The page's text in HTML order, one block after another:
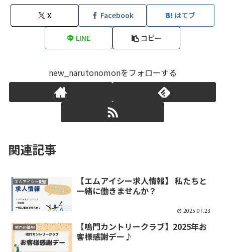
X Facebook はてブ
LINE コピー
new_narutonomonをフォローする
関連記事
エムアイシー配信
【エムアイシー求人情報】 私たちと
一緒に働きませんか？
2025.07.23
鳴門の情報
【鳴門カントリークラブ】2025年お
客様感謝デー♪